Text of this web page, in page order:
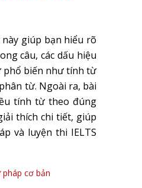
giúp bạn hiểu rõ
câu, các dấu hiệu
phổ biến như tính từ
từ. Ngoài ra, bài
tính từ theo đúng
thích chi tiết, giúp
và luyện thi IELTS
pháp cơ bản